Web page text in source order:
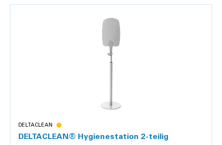
Details
DELTACLEAN
DELTACLEAN® Hygienestation 2-teilig